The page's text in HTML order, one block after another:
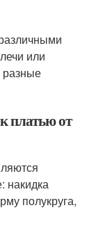
или
разные
платью от
накидка
полукруга,